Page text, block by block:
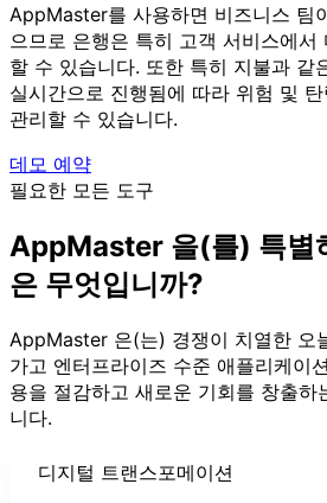
AppMaster를 사용하면 비즈니스 팀
으므로 은행은 특히 고객 서비스에서
할 수 있습니다. 또한 특히 지불과 같
실시간으로 진행됨에 따라 위험 및
관리할 수 있습니다.
데모 예약
필요한 모든 도구
AppMaster 을(를) 특별
은 무엇입니까?
AppMaster 은(는) 경쟁이 치열한 오
가고 엔터프라이즈 수준 애플리케이
용을 절감하고 새로운 기회를 창출하
니다.
디지털 트랜스포메이션